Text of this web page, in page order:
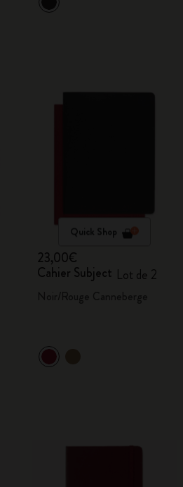
Quick Shop
23,00€
Cahier Subject Lot de 2